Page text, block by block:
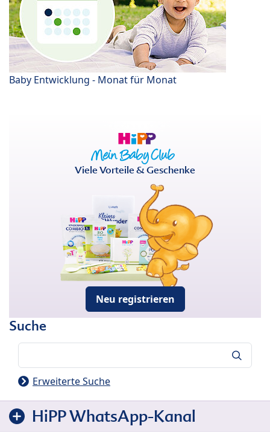
Baby Entwicklung - Monat für Monat
Viele Vorteile & Geschenke
Neu registrieren
Suche
Erweiterte Suche
HiPP WhatsApp-Kanal